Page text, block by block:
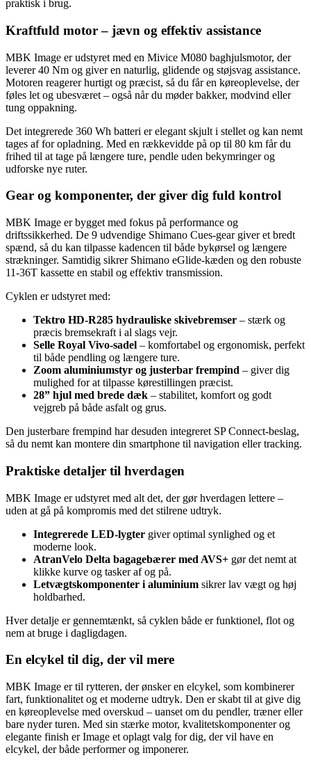
praktisk i brug.
Kraftfuld motor – jævn og effektiv assistance
MBK Image er udstyret med en Mivice M080 baghjulsmotor, der
leverer 40 Nm og giver en naturlig, glidende og støjsvag assistance.
Motoren reagerer hurtigt og præcist, så du får en køreoplevelse, der
føles let og ubesværet – også når du møder bakker, modvind eller
tung oppakning.
Det integrerede 360 Wh batteri er elegant skjult i stellet og kan nemt
tages af for opladning. Med en rækkevidde på op til 80 km får du
frihed til at tage på længere ture, pendle uden bekymringer og
udforske nye ruter.
Gear og komponenter, der giver dig fuld kontrol
MBK Image er bygget med fokus på performance og
driftssikkerhed. De 9 udvendige Shimano Cues‑gear giver et bredt
spænd, så du kan tilpasse kadencen til både bykørsel og længere
strækninger. Samtidig sikrer Shimano eGlide‑kæden og den robuste
11‑36T kassette en stabil og effektiv transmission.
Cyklen er udstyret med:
Tektro HD‑R285 hydrauliske skivebremser – stærk og
præcis bremsekraft i al slags vejr.
Selle Royal Vivo‑sadel – komfortabel og ergonomisk, perfekt
til både pendling og længere ture.
Zoom aluminiumstyr og justerbar frempind – giver dig
mulighed for at tilpasse kørestillingen præcist.
28” hjul med brede dæk – stabilitet, komfort og godt
vejgreb på både asfalt og grus.
Den justerbare frempind har desuden integreret SP Connect‑beslag,
så du nemt kan montere din smartphone til navigation eller tracking.
Praktiske detaljer til hverdagen
MBK Image er udstyret med alt det, der gør hverdagen lettere –
uden at gå på kompromis med det stilrene udtryk.
Integrerede LED‑lygter giver optimal synlighed og et
moderne look.
AtranVelo Delta bagagebærer med AVS+ gør det nemt at
klikke kurve og tasker af og på.
Letvægtskomponenter i aluminium sikrer lav vægt og høj
holdbarhed.
Hver detalje er gennemtænkt, så cyklen både er funktionel, flot og
nem at bruge i dagligdagen.
En elcykel til dig, der vil mere
MBK Image er til rytteren, der ønsker en elcykel, som kombinerer
fart, funktionalitet og et moderne udtryk. Den er skabt til at give dig
en køreoplevelse med overskud – uanset om du pendler, træner eller
bare nyder turen. Med sin stærke motor, kvalitetskomponenter og
elegante finish er Image et oplagt valg for dig, der vil have en
elcykel, der både performer og imponerer.